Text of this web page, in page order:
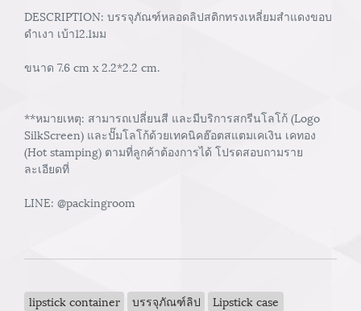
DESCRIPTION: บรรจุภัณฑ์หลอดลิปสติกทรงเหลี่ยมสำแดงขอบ
ดำเงา เบ้า12.1มม
ขนาด 7.6 cm x 2.2*2.2 cm.
**หมายเหตุ: สามารถเปลี่ยนสี และมีบริการสกรีนโลโก้ (Logo
SilkScreen) และปั๊มโลโก้ด้วยเทคนิคฮ๊อตสแตมเคเงิน เคทอง
(Hot stamping) ตามที่ลูกค้าต้องการได้ โปรดสอบถามราย
ละเอียดที่
LINE: @packingroom
lipstick container บรรจุภัณฑ์ลิป
Lipstick case